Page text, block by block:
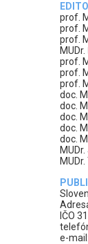
prof.
prof.
prof.
prof.
prof.
prof.
doc.
doc.
doc.
doc.
doc.
IČO
e-